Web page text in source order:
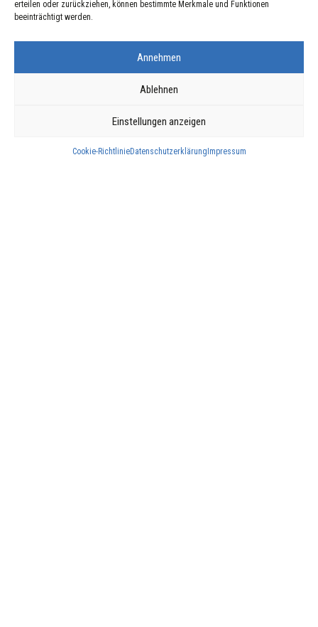
erteilen oder zurückziehen, können bestimmte Merkmale und Funktionen
beeinträchtigt werden.
Annehmen
Ablehnen
Einstellungen anzeigen
Cookie-RichtlinieDatenschutzerklärung Impressum
T.+352 83 47 19
Mo. – Fr.: 08:00 – 17:00 Uhr